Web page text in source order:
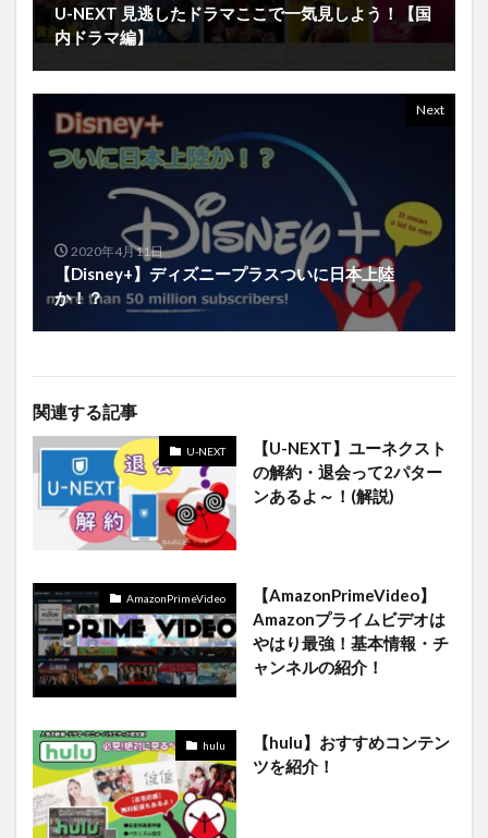
U-NEXT 見逃したドラマここで一気見しよう！【国
内ドラマ編】
Next
2020年4月11日
【Disney+】ディズニープラスついに日本上陸
か！？
関連する記事
U-NEXT
【U-NEXT】ユーネクスト
の解約・退会って2パター
ンあるよ～！(解説)
AmazonPrimeVideo
【AmazonPrimeVideo】
Amazonプライムビデオは
やはり最強！基本情報・チ
ャンネルの紹介！
hulu
【hulu】おすすめコンテン
ツを紹介！